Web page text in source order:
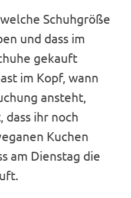
Schuhgröße
und dass im
gekauft
im Kopf, wann
ansteht,
dass ihr noch
Kuchen
am Dienstag die